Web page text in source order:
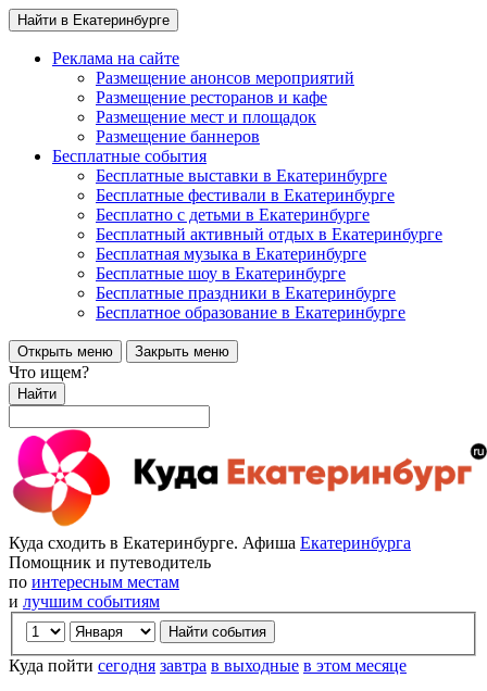
Найти в Екатеринбурге
Реклама на сайте
Размещение анонсов мероприятий
Размещение ресторанов и кафе
Размещение мест и площадок
Размещение баннеров
Бесплатные события
Бесплатные выставки в Екатеринбурге
Бесплатные фестивали в Екатеринбурге
Бесплатно с детьми в Екатеринбурге
Бесплатный активный отдых в Екатеринбурге
Бесплатная музыка в Екатеринбурге
Бесплатные шоу в Екатеринбурге
Бесплатные праздники в Екатеринбурге
Бесплатное образование в Екатеринбурге
Открыть меню Закрыть меню
Что ищем?
Найти
Куда сходить в Екатеринбурге. Афиша Екатеринбурга
Помощник и путеводитель
по интересным местам
и лучшим событиям
Куда пойти сегодня завтра в выходные в этом месяце